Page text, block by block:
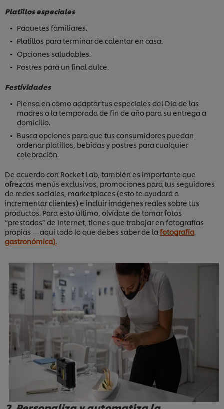
Platillos especiales
Paquetes familiares.
Platillos para terminar de calentar en casa.
Opciones saludables.
Postres para un final dulce.
Festividades
Piensa en cómo adaptar tus especiales del Día de las
madres o la temporada de fin de año para su entrega a
domicilio.
Busca opciones para que tus consumidores puedan
ordenar platillos, bebidas y postres para cualquier
celebración.
De acuerdo con Rocket Lab, también es importante que
ofrezcas menús exclusivos, promociones para tus seguidores
de redes sociales, marketplaces (esto te ayudará a
incrementar clientes) e incluir imágenes reales sobre tus
productos. Para esto último, olvídate de tomar fotos
“prestadas” de Internet, tienes que trabajar en fotografías
propias —aquí todo lo que debes saber de lafotografía
gastronómica).